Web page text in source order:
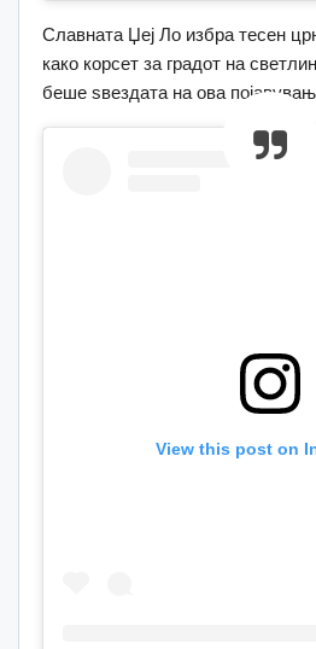
Славната Џеј Ло избра тесен
како корсет за градот на
беше ѕвездата на ова
View this post on